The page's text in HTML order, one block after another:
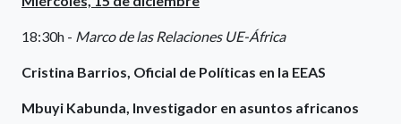
18:30h - Marco de las Relaciones UE-África
Cristina Barrios, Oficial de Políticas en la EEAS
Mbuyi Kabunda, Investigador en asuntos africanos